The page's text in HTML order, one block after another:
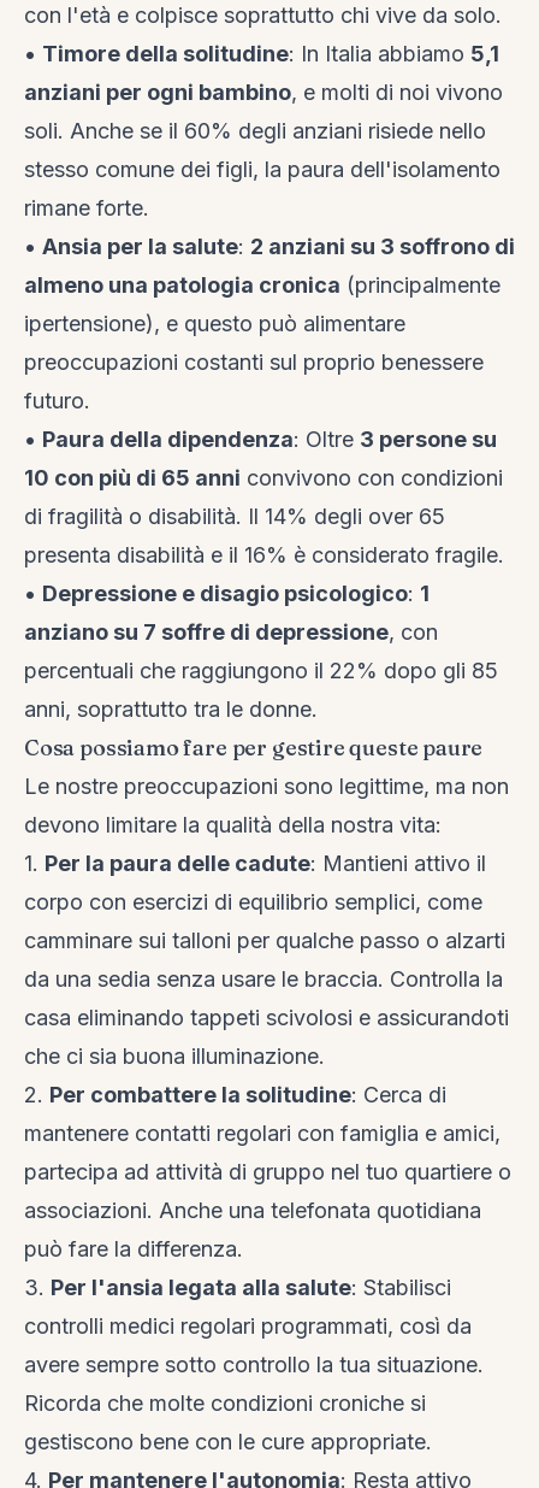
con l'età e colpisce soprattutto chi vive da solo.
• Timore della solitudine: In Italia abbiamo 5,1
anziani per ogni bambino, e molti di noi vivono
soli. Anche se il 60% degli anziani risiede nello
stesso comune dei figli, la paura dell'isolamento
rimane forte.
• Ansia per la salute: 2 anziani su 3 soffrono di
almeno una patologia cronica (principalmente
ipertensione), e questo può alimentare
preoccupazioni costanti sul proprio benessere
futuro.
• Paura della dipendenza: Oltre 3 persone su
10 con più di 65 anni convivono con condizioni
di fragilità o disabilità. Il 14% degli over 65
presenta disabilità e il 16% è considerato fragile.
• Depressione e disagio psicologico: 1
anziano su 7 soffre di depressione, con
percentuali che raggiungono il 22% dopo gli 85
anni, soprattutto tra le donne.
Cosa possiamo fare per gestire queste paure
Le nostre preoccupazioni sono legittime, ma non
devono limitare la qualità della nostra vita:
1. Per la paura delle cadute: Mantieni attivo il
corpo con esercizi di equilibrio semplici, come
camminare sui talloni per qualche passo o alzarti
da una sedia senza usare le braccia. Controlla la
casa eliminando tappeti scivolosi e assicurandoti
che ci sia buona illuminazione.
2. Per combattere la solitudine: Cerca di
mantenere contatti regolari con famiglia e amici,
partecipa ad attività di gruppo nel tuo quartiere o
associazioni. Anche una telefonata quotidiana
può fare la differenza.
3. Per l'ansia legata alla salute: Stabilisci
controlli medici regolari programmati, così da
avere sempre sotto controllo la tua situazione.
Ricorda che molte condizioni croniche si
gestiscono bene con le cure appropriate.
4. Per mantenere l'autonomia: Resta attivo